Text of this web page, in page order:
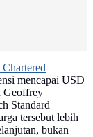
Chartered
mencapai USD
Geoffrey
Standard
tersebut lebih
bukan